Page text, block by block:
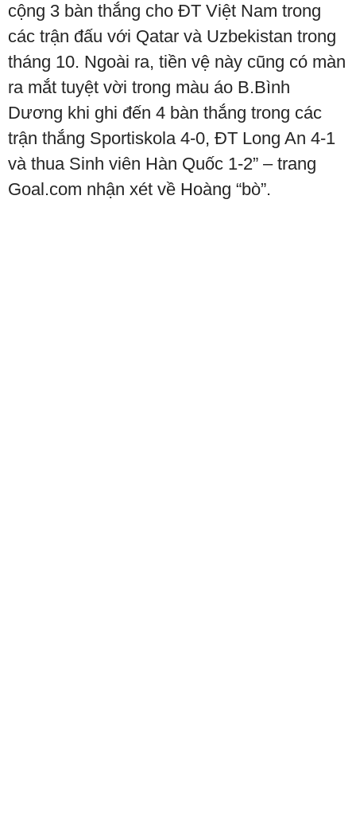
cộng 3 bàn thắng cho ĐT Việt Nam trong
các trận đấu với Qatar và Uzbekistan trong
tháng 10. Ngoài ra, tiền vệ này cũng có màn
ra mắt tuyệt vời trong màu áo B.Bình
Dương khi ghi đến 4 bàn thắng trong các
trận thắng Sportiskola 4-0, ĐT Long An 4-1
và thua Sinh viên Hàn Quốc 1-2” – trang
Goal.com nhận xét về Hoàng “bò”.